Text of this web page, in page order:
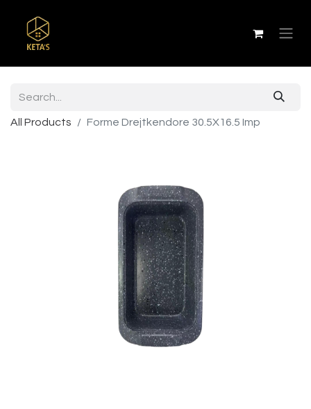
All Products Forme Drejtkendore 30.5X16.5 Imp